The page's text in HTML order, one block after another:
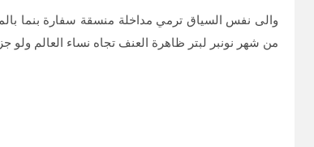
من شهر نونبر لبتر ظاهرة العنف تجاه نساء العالم ولو